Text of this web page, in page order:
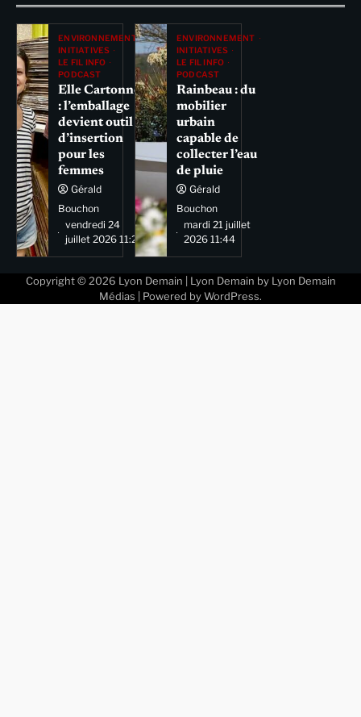
ENVIRONNEMENT
INITIATIVES
LE FIL INFO
PODCAST
Elle Cartonne
: l’emballage
devient outil
d’insertion
pour les
femmes
Gérald
Bouchon
vendredi 24
juillet 2026 11:29
ENVIRONNEMENT
INITIATIVES
LE FIL INFO
PODCAST
Rainbeau : du
mobilier
urbain
capable de
collecter l’eau
de pluie
Gérald
Bouchon
mardi 21 juillet
2026 11:44
Copyright © 2026 Lyon Demain | Lyon Demain by Lyon Demain
Médias | Powered by WordPress.